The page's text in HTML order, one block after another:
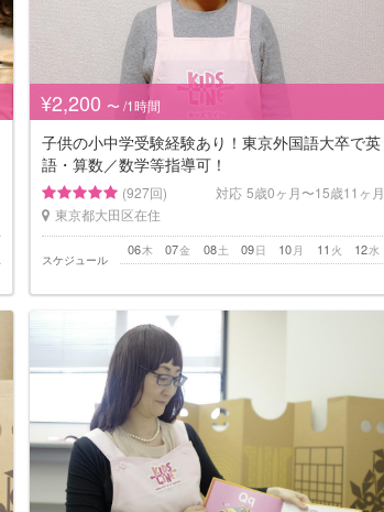
¥2,200 〜 /1時間
子供の小中学受験経験あり！東京外国語大卒で英
語・算数／数学等指導可！
(927回) 対応 5歳0ヶ月〜15歳11ヶ月
東京都大田区在住
スケジュール
木
06 金
07 土
08 日
09 月
10 火
11 水
12